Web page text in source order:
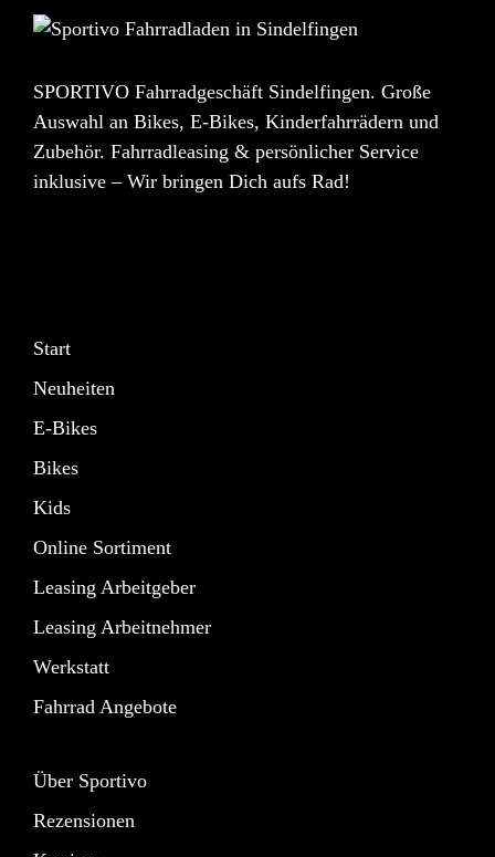
SPORTIVO Fahrradgeschäft Sindelfingen. Große
Auswahl an Bikes, E-Bikes, Kinderfahrrädern und
Zubehör. Fahrradleasing & persönlicher Service
inklusive – Wir bringen Dich aufs Rad!
Start
Neuheiten
E-Bikes
Bikes
Kids
Online Sortiment
Leasing Arbeitgeber
Leasing Arbeitnehmer
Werkstatt
Fahrrad Angebote
Über Sportivo
Rezensionen